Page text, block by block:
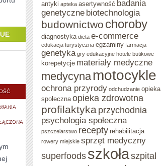
ZBIÓRKI
PUBLICZNE
antyki apteka asertywność badania
genetyczne biotechnologia
budownictwo choroby
diagnostyka dieta e-commerce
edukacja turystyczna egzaminy farmacja
genetyka gry edukacyjne hotele butikowe
korepetycje materiały medyczne
medycyna motocykle
ochrona przyrody odchudzanie opieka
społeczna opieka zdrowotna
profilaktyka przychodnia
psychologia społeczna
pszczelarstwo recepty rehabilitacja
rowery miejskie sprzęt medyczny
superfoods szkołaszpital